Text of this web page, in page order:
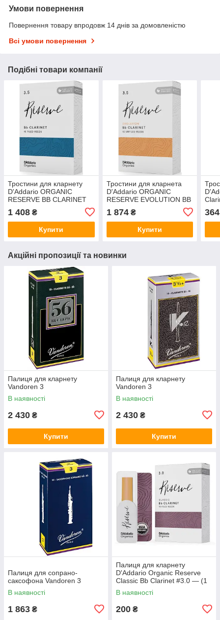
Умови повернення
Повернення товару впродовж 14 днів за домовленістю
Всі умови повернення
Подібні товари компанії
Тростини для кларнету
D'Addario ORGANIC
RESERVE BB CLARINET
1 408 ₴
Купити
Тростини для кларнета
D'Addario ORGANIC
RESERVE EVOLUTION BB
CLARINET #3.5 - 10 PACK
1 874₴
Купити
364
Акційні пропозиції та новинки
Палиця для кларнету
Vandoren 3
В наявності
2 430 ₴
Купити
Палиця для кларнету
Vandoren 3
В наявності
2 430 ₴
Купити
Палиця для сопрано-
саксофона Vandoren 3
В наявності
1 863 ₴
Палиця для кларнету
D'Addario Organic Reserve
Classic Bb Clarinet #3.0 — (1
шт.)
В наявності
200 ₴